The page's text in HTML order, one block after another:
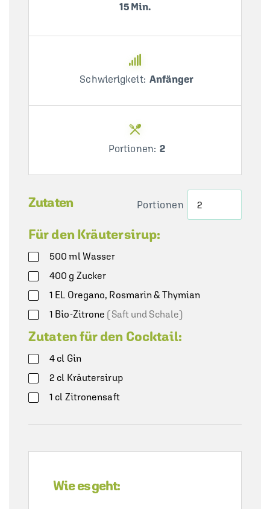
15 Min.
Schwierigkeit: Anfänger
Portionen: 2
Zutaten Portionen
Für den Kräutersirup:
500 mlWasser
400 g Zucker
1 EL Oregano, Rosmarin & Thymian
1 Bio-Zitrone (Saft und Schale)
Zutaten für den Cocktail:
4 cl Gin
2 cl Kräutersirup
1 cl Zitronensaft
Wie es geht: